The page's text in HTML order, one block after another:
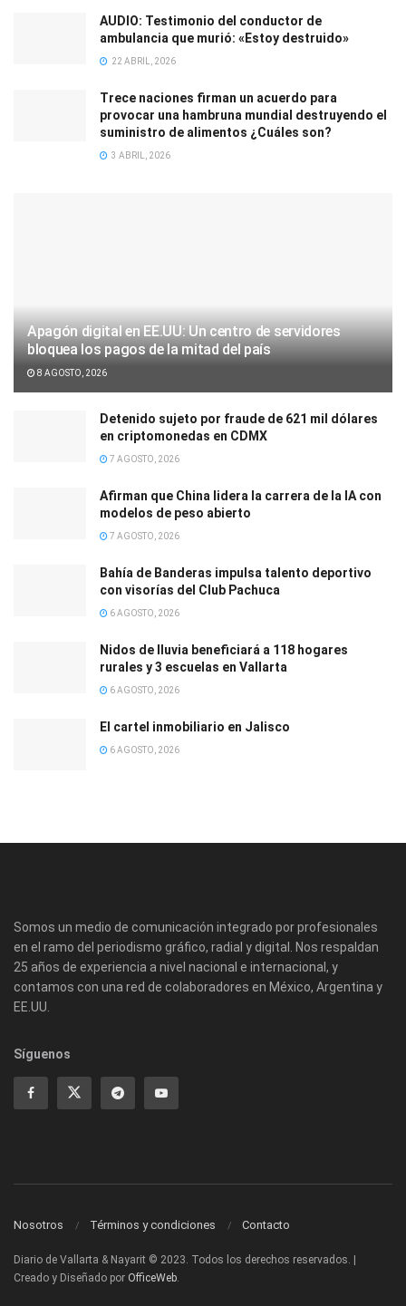
AUDIO: Testimonio del conductor de
ambulancia que murió: «Estoy destruido»
22 ABRIL, 2026
Trece naciones firman un acuerdo para
provocar una hambruna mundial destruyendo el
suministro de alimentos ¿Cuáles son?
3 ABRIL, 2026
Apagón digital en EE.UU: Un centro de servidores
bloquea los pagos de la mitad del país
8 AGOSTO, 2026
Detenido sujeto por fraude de 621 mil dólares
en criptomonedas en CDMX
7 AGOSTO, 2026
Afirman que China lidera la carrera de la IA con
modelos de peso abierto
7 AGOSTO, 2026
Bahía de Banderas impulsa talento deportivo
con visorías del Club Pachuca
6 AGOSTO, 2026
Nidos de lluvia beneficiará a 118 hogares
rurales y 3 escuelas en Vallarta
6 AGOSTO, 2026
El cartel inmobiliario en Jalisco
6 AGOSTO, 2026
Somos un medio de comunicación integrado por profesionales
en el ramo del periodismo gráfico, radial y digital. Nos respaldan
25 años de experiencia a nivel nacional e internacional, y
contamos con una red de colaboradores en México, Argentina y
EE.UU.
Síguenos
Nosotros Términos y condiciones Contacto
Diario de Vallarta & Nayarit © 2023. Todos los derechos reservados. |
Creado y Diseñado por OfficeWeb.